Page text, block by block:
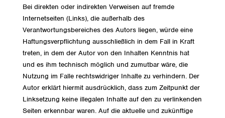
Bei direkten oder indirekten Verweisen auf fremde
Internetseiten (Links), die außerhalb des
Verantwortungsbereiches des Autors liegen, würde eine
Haftungsverpflichtung ausschließlich in dem Fall in Kraft
treten, in dem der Autor von den Inhalten Kenntnis hat
und es ihm technisch möglich und zumutbar wäre, die
Nutzung im Falle rechtswidriger Inhalte zu verhindern. Der
Autor erklärt hiermit ausdrücklich, dass zum Zeitpunkt der
Linksetzung keine illegalen Inhalte auf den zu verlinkenden
Seiten erkennbar waren. Auf die aktuelle und zukünftige